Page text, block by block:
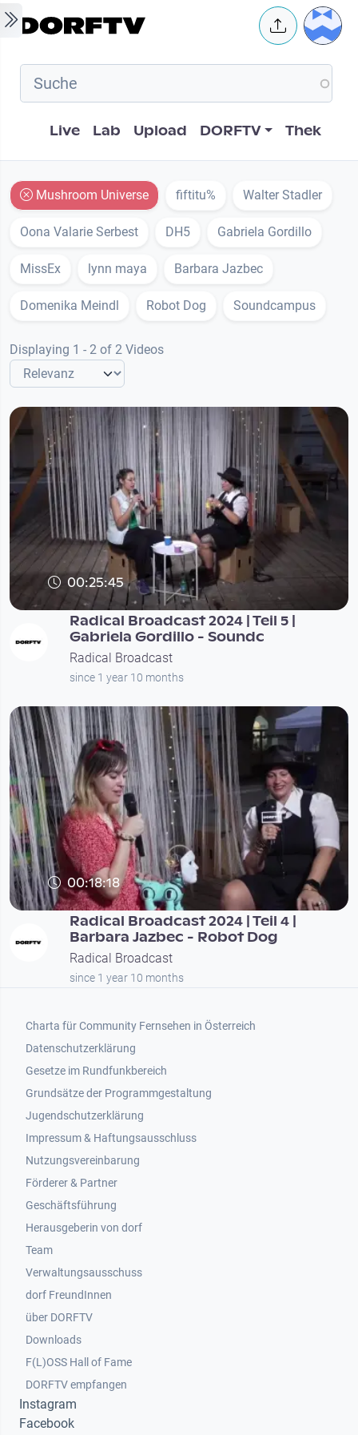
Skip to main content User
Hauptnavigation
Live Lab Upload DORFTV Thek
Mushroom Universe fiftitu% Walter Stadler
Oona Valarie Serbest DH5 Gabriela Gordillo
MissEx lynn maya Barbara Jazbec
Domenika Meindl Robot Dog Soundcampus
Displaying 1 - 2 of 2 Videos
00:25:45
Radical Broadcast 2024 | Teil 5 |
Gabriela Gordillo - Soundc
Radical Broadcast
since 1 year 10 months
00:18:18
Radical Broadcast 2024 | Teil 4 |
Barbara Jazbec - Robot Dog
Radical Broadcast
since 1 year 10 months
Footer 1
Charta für Community Fernsehen in Österreich
Datenschutzerklärung
Gesetze im Rundfunkbereich
Grundsätze der Programmgestaltung
Jugendschutzerklärung
Impressum & Haftungsausschluss
Nutzungsvereinbarung
Footer 2
Förderer & Partner
Geschäftsführung
Herausgeberin von dorf
Team
Verwaltungsausschuss
dorf FreundInnen
Footer 3
über DORFTV
Downloads
F(L)OSS Hall of Fame
Footer 4
DORFTV empfangen
Instagram
Facebook